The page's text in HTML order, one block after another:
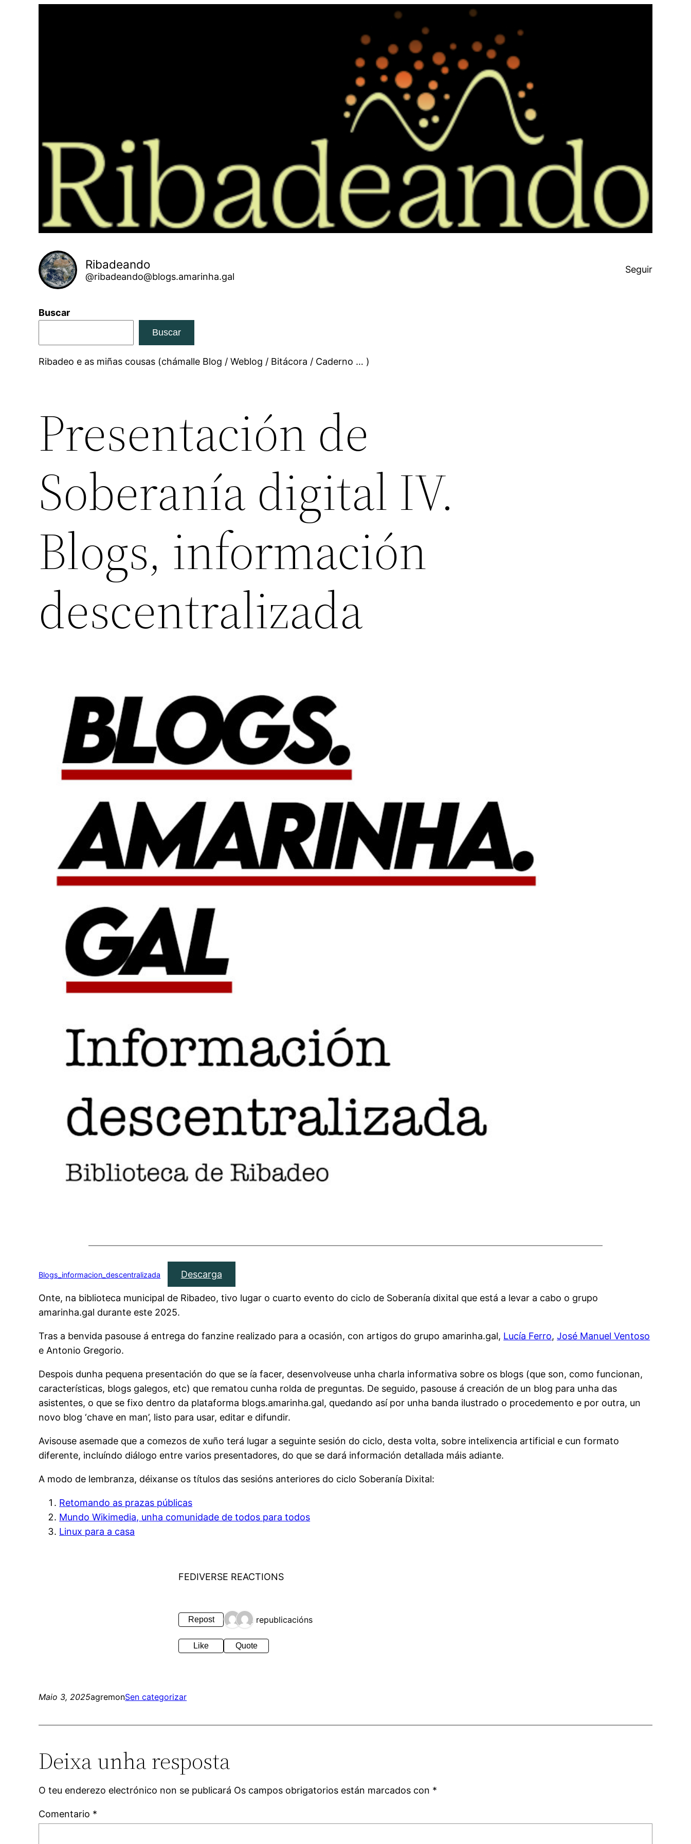
Ribadeando
@ribadeando@blogs.amarinha.gal
Seguir
Buscar
Buscar
Ribadeo e as miñas cousas (chámalle Blog / Weblog / Bitácora / Caderno … )
Presentación de
Soberanía digital IV.
Blogs, información
descentralizada
Blogs_informacion_descentralizada Descarga
Onte, na biblioteca municipal de Ribadeo, tivo lugar o cuarto evento do ciclo de Soberanía dixital que está a levar a cabo o grupo
amarinha.gal durante este 2025.
Tras a benvida pasouse á entrega do fanzine realizado para a ocasión, con artigos do grupo amarinha.gal, Lucía Ferro,José Manuel Ventoso
e Antonio Gregorio.
Despois dunha pequena presentación do que se ía facer, desenvolveuse unha charla informativa sobre os blogs (que son, como funcionan,
características, blogs galegos, etc) que rematou cunha rolda de preguntas. De seguido, pasouse á creación de un blog para unha das
asistentes, o que se fixo dentro da plataforma blogs.amarinha.gal, quedando así por unha banda ilustrado o procedemento e por outra, un
novo blog ‘chave en man’, listo para usar, editar e difundir.
Avisouse asemade que a comezos de xuño terá lugar a seguinte sesión do ciclo, desta volta, sobre intelixencia artificial e cun formato
diferente, incluíndo diálogo entre varios presentadores, do que se dará información detallada máis adiante.
A modo de lembranza, déixanse os títulos das sesións anteriores do ciclo Soberanía Dixital:
Retomando as prazas públicas
Mundo Wikimedia, unha comunidade de todos para todos
Linux para a casa
FEDIVERSE REACTIONS
Repost 2 republicacións
Like Quote
Maio 3, 2025agremonSen categorizar
Deixa unha resposta
O teu enderezo electrónico non se publicará Os campos obrigatorios están marcados con *
Comentario *